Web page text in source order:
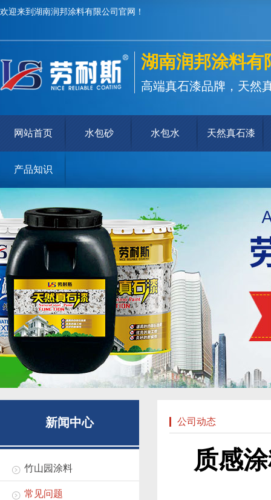
欢迎来到湖南润邦涂料有限公司官网！
湖南润邦涂料有
高端真石漆品牌，天然
网站首页 水包砂 水包水 天然真石漆
产品知识
新闻中心
竹山园涂料
常见问题
公司动态
质感